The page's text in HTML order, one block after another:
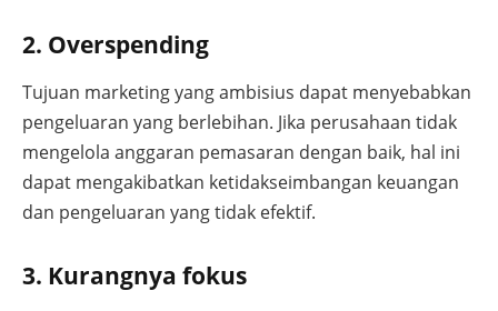
2. Overspending
Tujuan marketing yang ambisius dapat menyebabkan
pengeluaran yang berlebihan. Jika perusahaan tidak
mengelola anggaran pemasaran dengan baik, hal ini
dapat mengakibatkan ketidakseimbangan keuangan
dan pengeluaran yang tidak efektif.
3. Kurangnya fokus